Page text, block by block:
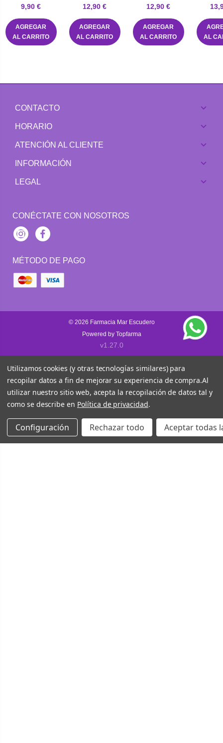
9,90 €
AGREGAR
AL CARRITO
12,90 €
AGREGAR
AL CARRITO
12,90 €
AGREGAR
AL CARRITO
AL
CONTACTO
HORARIO
ATENCIÓN AL CLIENTE
INFORMACIÓN
LEGAL
CONÉCTATE CON NOSOTROS
InstagramFacebook
MÉTODO DE PAGO
© 2026 Farmacia Mar Escudero
Powered by Topfarma
v1.27.0
Utilizamos cookies (y otras tecnologías similares) para
recopilar datos a fin de mejorar su experiencia de compra.Al
utilizar nuestro sitio web, acepta la recopilación de datos tal y
como se describe en Política de privacidad.
Configuración Rechazar todo Aceptar todas